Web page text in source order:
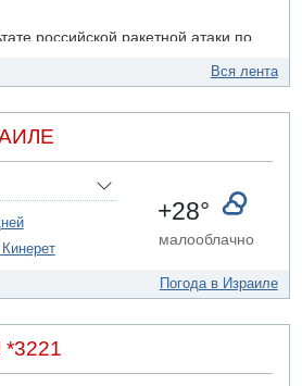
российской ракетной атаки по
БПЛА со взрывчаткой по
ранены двое маленьких детей
Вся лента
+28°
малооблачно
Погода в Израиле